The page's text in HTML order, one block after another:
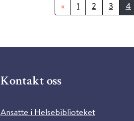
« 1 2 3 4
Kontakt oss
Ansatte i Helsebiblioteket